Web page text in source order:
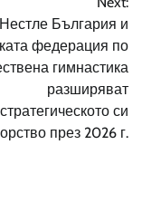
Нестле България и
федерация по
гимнастика
разширяват
стратегическото си
през 2026 г.